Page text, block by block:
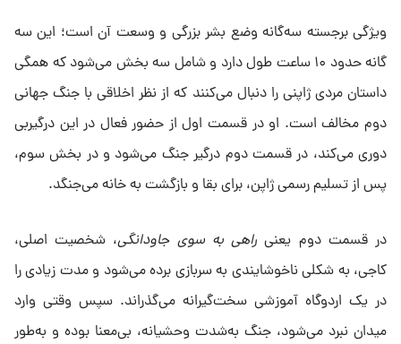
ویژگی برجسته سه‌گانه وضع بشر بزرگی و وسعت آن است؛ این سه
گانه حدود ۱۰ ساعت طول دارد و شامل سه بخش می‌شود که همگی
داستان مردی ژاپنی را دنبال می‌کنند که از نظر اخلاقی با جنگ جهانی
دوم مخالف است. او در قسمت اول از حضور فعال در این درگیربی
دوری می‌کند، در قسمت دوم درگیر جنگ می‌شود و در بخش سوم،
پس از تسلیم رسمی ژاپن، برای بقا و بازگشت به خانه می‌جنگد.
در قسمت دوم یعنی راهی به سوی جاودانگی، شخصیت اصلی،
کاجی، به شکلی ناخوشایندی به سربازی برده می‌شود و مدت زیادی را
در یک اردوگاه آموزشی سخت‌گیرانه می‌گذراند. سپس وقتی وارد
میدان نبرد می‌شود، جنگ به‌شدت وحشیانه، بی‌معنا بوده و به‌طور